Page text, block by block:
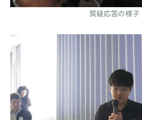
質疑応答の様子